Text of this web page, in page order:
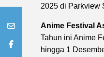
2025 di Parkview
Anime Festival
Tahun ini Anime
hingga 1